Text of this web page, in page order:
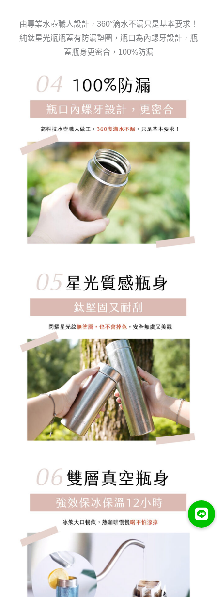
由專業水壺職人設計，360°滴水不漏只是基本要求！
純鈦星光瓶瓶蓋有防漏墊圈，瓶口為內螺牙設計，瓶
蓋瓶身更密合，100%防漏